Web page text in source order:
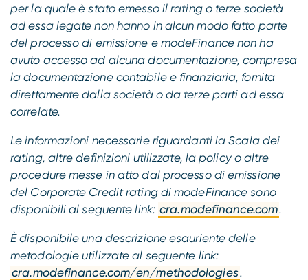
per la quale è stato emesso il rating o terze società
ad essa legate non hanno in alcun modo fatto parte
del processo di emissione e modeFinance non ha
avuto accesso ad alcuna documentazione, compresa
la documentazione contabile e finanziaria, fornita
direttamente dalla società o da terze parti ad essa
correlate.
Le informazioni necessarie riguardanti la Scala dei
rating, altre definizioni utilizzate, la policy o altre
procedure messe in atto dal processo di emissione
del Corporate Credit rating di modeFinance sono
disponibili al seguente link: cra.modefinance.com.
È disponibile una descrizione esauriente delle
metodologie utilizzate al seguente link:
cra.modefinance.com/en/methodologies.